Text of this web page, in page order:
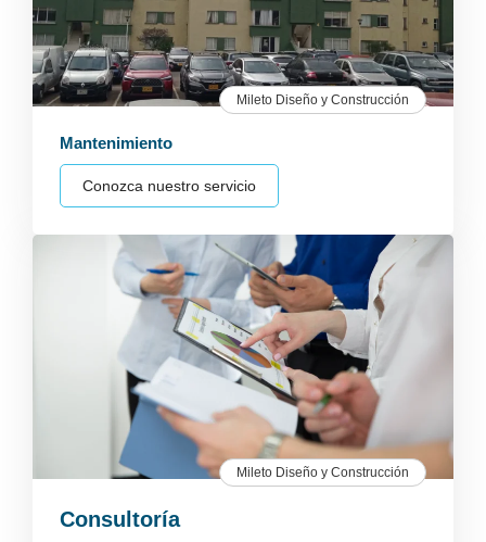
Mileto Diseño y Construcción
Mantenimiento
Conozca nuestro servicio
Mileto Diseño y Construcción
Consultoría